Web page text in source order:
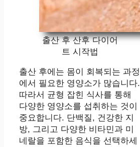
출산 후 산후 다이어
트 시작법
출산 후에는 몸이 회복되는 과정
에서 필요한 영양소가 많습니다.
따라서 균형 잡힌 식사를 통해
다양한 영양소를 섭취하는 것이
중요합니다. 단백질, 건강한 지
방, 그리고 다양한 비타민과 미
네랄을 포함한 음식을 선택하세